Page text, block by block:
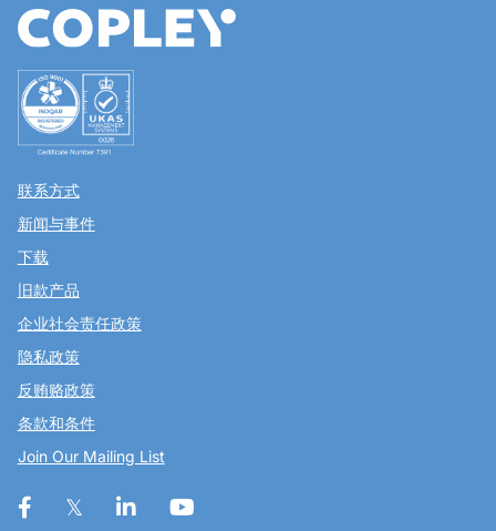
联系方式
新闻与事件
下载
旧款产品
企业社会责任政策
隐私政策
反贿赂政策
条款和条件
Join Our Mailing List